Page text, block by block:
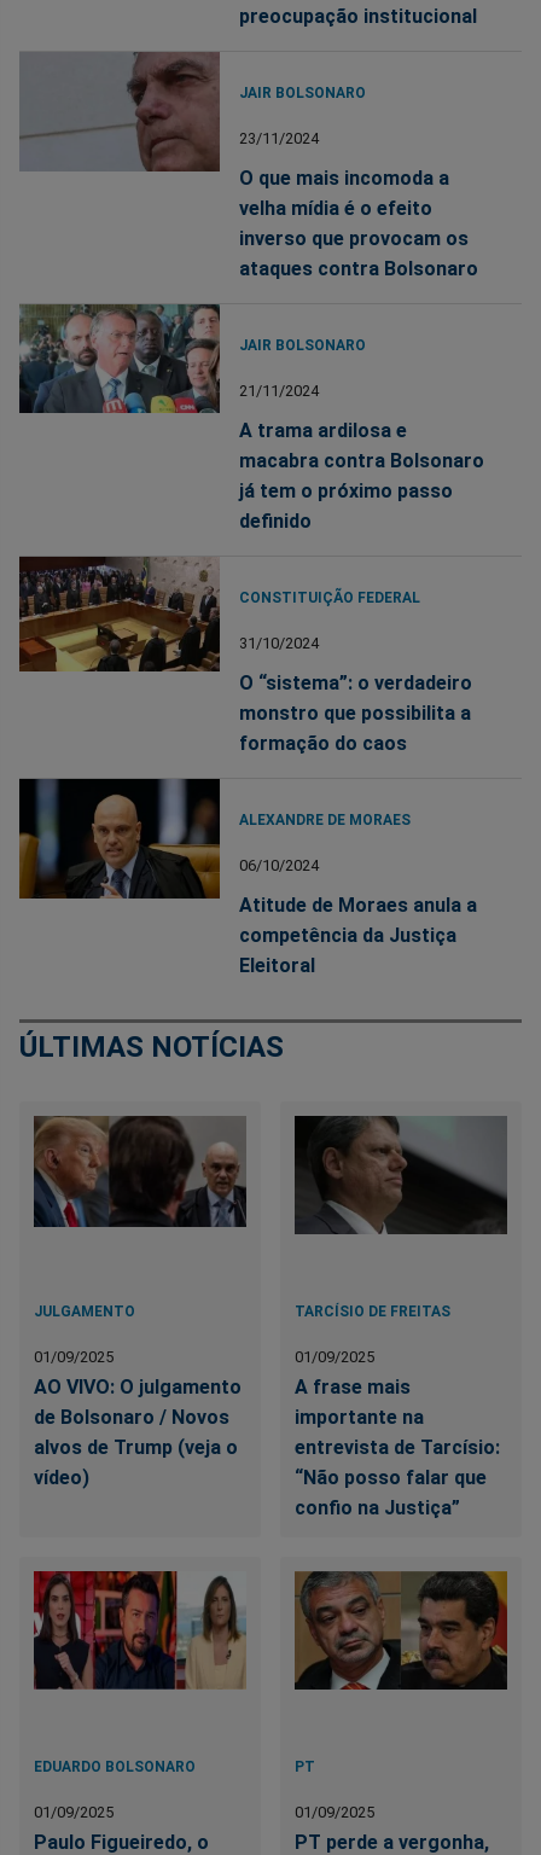
preocupação institucional
JAIR BOLSONARO
23/11/2024
O que mais incomoda a
velha mídia é o efeito
inverso que provocam os
ataques contra Bolsonaro
JAIR BOLSONARO
21/11/2024
A trama ardilosa e
macabra contra Bolsonaro
já tem o próximo passo
definido
CONSTITUIÇÃO FEDERAL
31/10/2024
O “sistema”: o verdadeiro
monstro que possibilita a
formação do caos
ALEXANDRE DE MORAES
06/10/2024
Atitude de Moraes anula a
competência da Justiça
Eleitoral
ÚLTIMAS NOTÍCIAS
JULGAMENTO
01/09/2025
AO VIVO: O julgamento
de Bolsonaro / Novos
alvos de Trump (veja o
vídeo)
TARCÍSIO DE FREITAS
01/09/2025
A frase mais
importante na
entrevista de Tarcísio:
“Não posso falar que
confio na Justiça”
EDUARDO BOLSONARO
01/09/2025
Paulo Figueiredo, o
PT
01/09/2025
PT perde a vergonha,